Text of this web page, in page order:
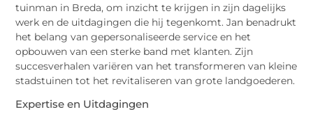
tuinman in Breda, om inzicht te krijgen in zijn dagelijks
werk en de uitdagingen die hij tegenkomt. Jan benadrukt
het belang van gepersonaliseerde service en het
opbouwen van een sterke band met klanten. Zijn
succesverhalen variëren van het transformeren van kleine
stadstuinen tot het revitaliseren van grote landgoederen.
Expertise en Uitdagingen